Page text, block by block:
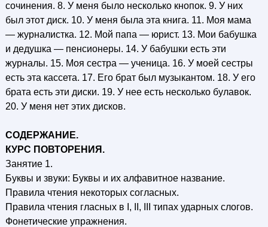
сочинения. 8. У меня было несколько кнопок. 9. У них
был этот диск. 10. У меня была эта книга. 11. Моя мама
— журналистка. 12. Мой папа — юрист. 13. Мои бабушка
и дедушка — пенсионеры. 14. У бабушки есть эти
журналы. 15. Моя сестра — ученица. 16. У моей сестры
есть эта кассета. 17. Его брат был музыкантом. 18. У его
брата есть эти диски. 19. У нее есть несколько булавок.
20. У меня нет этих дисков.
СОДЕРЖАНИЕ.
КУРС ПОВТОРЕНИЯ.
Занятие 1.
Буквы и звуки: Буквы и их алфавитное название.
Правила чтения некоторых согласных.
Правила чтения гласных в I, II, III типах ударных слогов.
Фонетические упражнения.